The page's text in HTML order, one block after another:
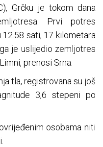
Grčku je tokom dana
Prvi potres
sati, 17 kilometara
je uslijedio zemljotres
prenosi Srna.
tla, registrovana su još
3,6 stepeni po
osobama niti